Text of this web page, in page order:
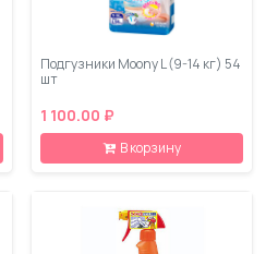
Подгузники Moony L (9-14 кг) 54
шт
1 100.00 ₽
В корзину